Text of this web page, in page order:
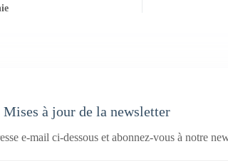
Mises à jour de la newsletter
e-mail ci-dessous et abonnez-vous à notre